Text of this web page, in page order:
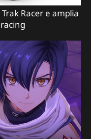
Racer e amplia